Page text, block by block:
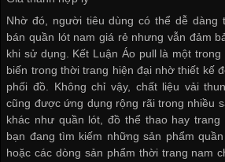
Nhờ đó, người tiêu dùng có thể dễ dàng
bán quần lót nam giá rẻ nhưng vẫn đảm
khi sử dụng. Kết Luận Áo pull là một
biến trong thời trang hiện đại nhờ thiết kế
phối đồ. Không chỉ vậy, chất liệu vải
cũng được ứng dụng rộng rãi trong nhiều
khác như quần lót, đồ thể thao hay trang
bạn đang tìm kiếm những sản phẩm
hoặc các dòng sản phẩm thời trang nam